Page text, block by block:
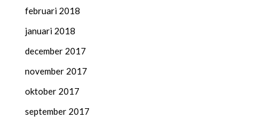
februari 2018
januari 2018
december 2017
november 2017
oktober 2017
september 2017